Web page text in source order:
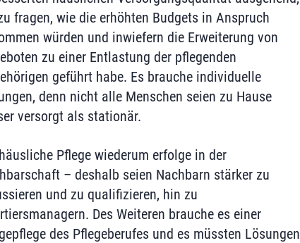
fragen, wie die erhöhten Budgets in Anspruch
würden und inwiefern die Erweiterung von
zu einer Entlastung der pflegenden
geführt habe. Es brauche individuelle
denn nicht alle Menschen seien zu Hause
versorgt als stationär.
Pflege wiederum erfolge in der
– deshalb seien Nachbarn stärker zu
und zu qualifizieren, hin zu
Des Weiteren brauche es einer
des Pflegeberufes und es müssten Lösungen